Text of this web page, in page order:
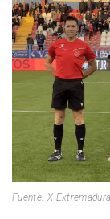
Fuente: X Extremadura